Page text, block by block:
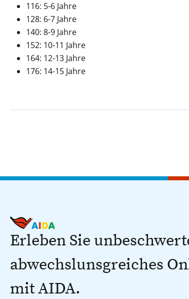
116: 5-6 Jahre
128: 6-7 Jahre
140: 8-9 Jahre
152: 10-11 Jahre
164: 12-13 Jahre
176: 14-15 Jahre
Erleben Sie
abwechslunsgreiches
mit AIDA.